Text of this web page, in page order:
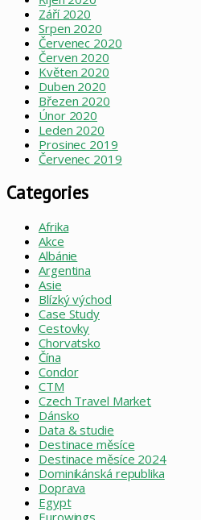
Září 2020
Srpen 2020
Červenec 2020
Červen 2020
Květen 2020
Duben 2020
Březen 2020
Únor 2020
Leden 2020
Prosinec 2019
Červenec 2019
Categories
Afrika
Akce
Albánie
Argentina
Asie
Blízký východ
Case Study
Cestovky
Chorvatsko
Čína
Condor
CTM
Czech Travel Market
Dánsko
Data & studie
Destinace měsíce
Destinace měsíce 2024
Dominikánská republika
Doprava
Egypt
Eurowings